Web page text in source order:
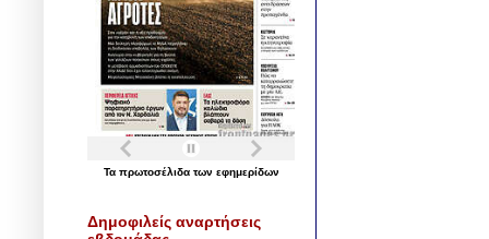
Τα πρωτοσέλιδα των εφημερίδων
Δημοφιλείς αναρτήσεις